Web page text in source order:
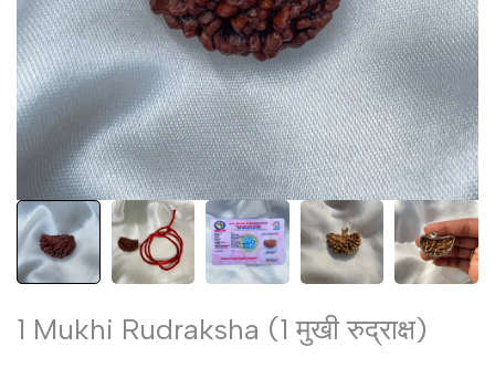
1 Mukhi Rudraksha (1 मुखी रुद्राक्ष)